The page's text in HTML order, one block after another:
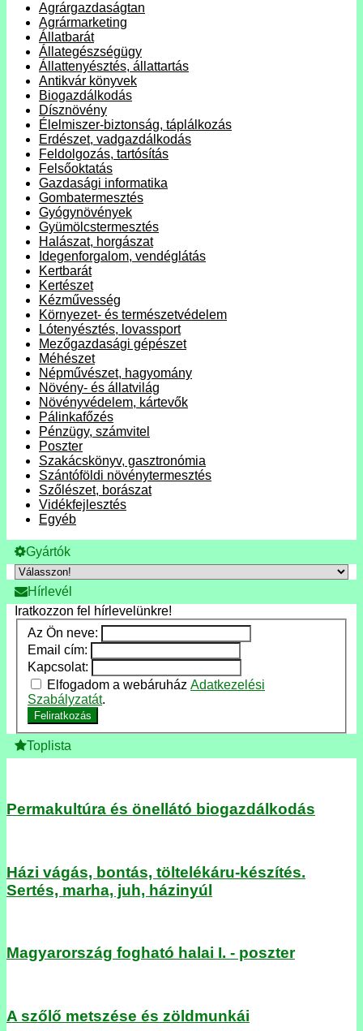
Agrárgazdaságtan
Agrármarketing
Állatbarát
Állategészségügy
Állattenyésztés, állattartás
Antikvár könyvek
Biogazdálkodás
Dísznövény
Élelmiszer-biztonság, táplálkozás
Erdészet, vadgazdálkodás
Feldolgozás, tartósítás
Felsőoktatás
Gazdasági informatika
Gombatermesztés
Gyógynövények
Gyümölcstermesztés
Halászat, horgászat
Idegenforgalom, vendéglátás
Kertbarát
Kertészet
Kézművesség
Környezet- és természetvédelem
Lótenyésztés, lovassport
Mezőgazdasági gépészet
Méhészet
Népművészet, hagyomány
Növény- és állatvilág
Növényvédelem, kártevők
Pálinkafőzés
Pénzügy, számvitel
Poszter
Szakácskönyv, gasztronómia
Szántóföldi növénytermesztés
Szőlészet, borászat
Vidékfejlesztés
Egyéb
Gyártók
Hírlevél
Iratkozzon fel hírlevelünkre!
Az Ön neve:
Email cím:
Kapcsolat:
Elfogadom a webáruház Adatkezelési
Szabályzatát.
Feliratkozás
Toplista
Permakultúra és önellátó biogazdálkodás
Házi vágás, bontás, töltelékáru-készítés.
Sertés, marha, juh, házinyúl
Magyarország fogható halai I. - poszter
A szőlő metszése és zöldmunkái